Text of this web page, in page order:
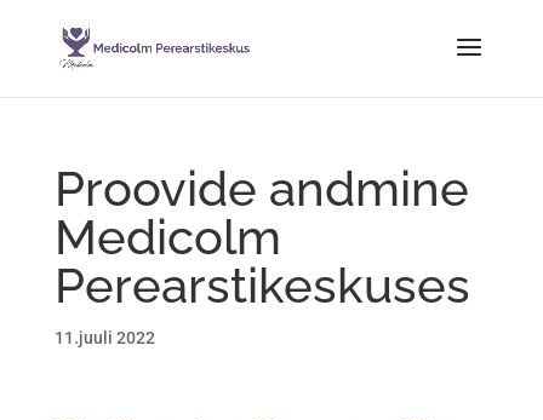
Proovide andmine
Medicolm
Perearstikeskuses
11.juuli 2022